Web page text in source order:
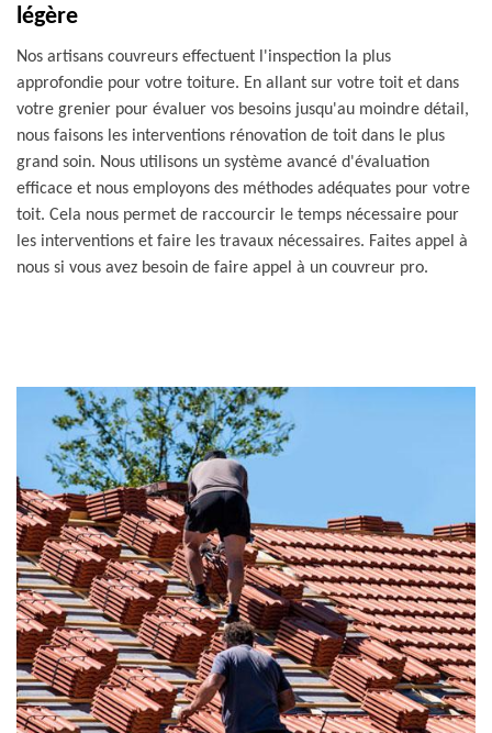
légère
Nos artisans couvreurs effectuent l'inspection la plus
approfondie pour votre toiture. En allant sur votre toit et dans
votre grenier pour évaluer vos besoins jusqu'au moindre détail,
nous faisons les interventions rénovation de toit dans le plus
grand soin. Nous utilisons un système avancé d'évaluation
efficace et nous employons des méthodes adéquates pour votre
toit. Cela nous permet de raccourcir le temps nécessaire pour
les interventions et faire les travaux nécessaires. Faites appel à
nous si vous avez besoin de faire appel à un couvreur pro.